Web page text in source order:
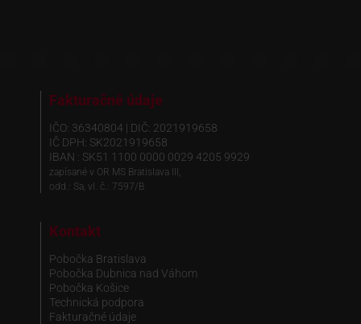
Fakturačné údaje
IČO: 36340804 | DIČ: 2021919658
IČ DPH: SK2021919658
IBAN : SK51 1100 0000 0029 4205 9929
zapísané v OR MS Bratislava III,
odd.: Sa, vl. č.: 7597/B
Kontakt
Pobočka Bratislava
Pobočka Dubnica nad Váhom
Pobočka Košice
Technická podpora
Fakturačné údaje